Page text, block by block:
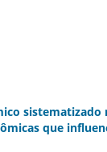
sistematizado
que